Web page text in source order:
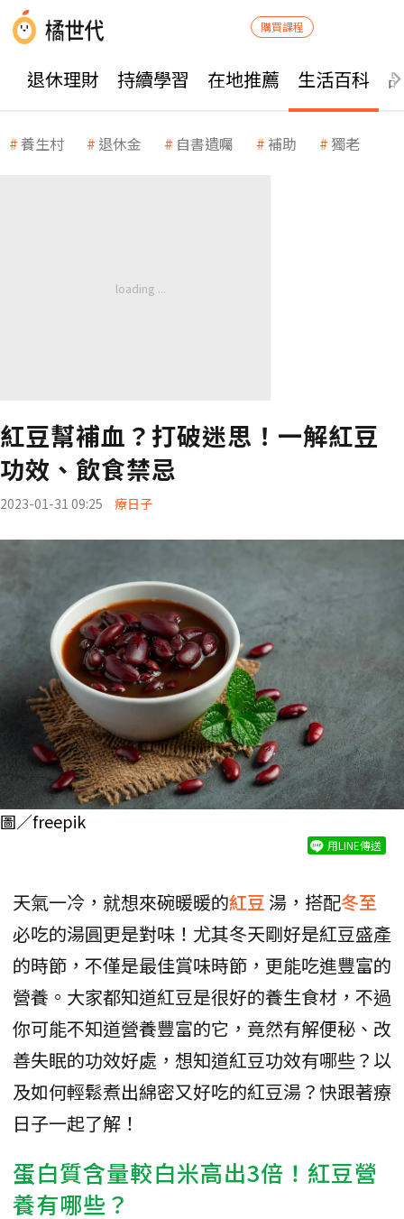
購買課程
退休理財 持續學習 在地推薦 生活百科
養生村 退休金 自書遺囑 補助 獨老
紅豆幫補血？打破迷思！一解紅豆
功效、飲食禁忌
2023-01-31 09:25 療日子
圖／freepik
用LINE傳送
天氣一冷，就想來碗暖暖的紅豆 湯，搭配冬至
必吃的湯圓更是對味！尤其冬天剛好是紅豆盛產
的時節，不僅是最佳賞味時節，更能吃進豐富的
營養。大家都知道紅豆是很好的養生食材，不過
你可能不知道營養豐富的它，竟然有解便秘、改
善失眠的功效好處，想知道紅豆功效有哪些？以
及如何輕鬆煮出綿密又好吃的紅豆湯？快跟著療
日子一起了解！
蛋白質含量較白米高出3倍！紅豆營
養有哪些？